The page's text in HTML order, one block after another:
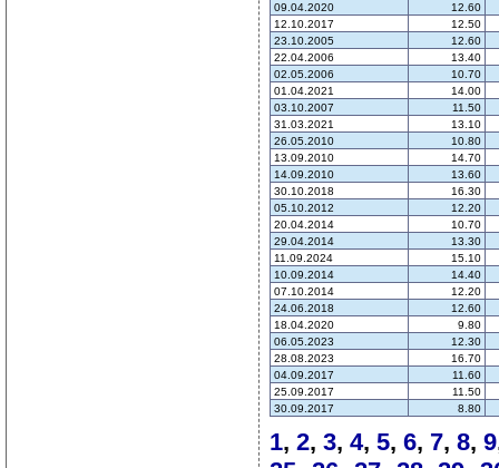
09.04.2020
12.60
12.10.2017
12.50
23.10.2005
12.60
22.04.2006
13.40
02.05.2006
10.70
01.04.2021
14.00
03.10.2007
11.50
31.03.2021
13.10
26.05.2010
10.80
13.09.2010
14.70
14.09.2010
13.60
30.10.2018
16.30
05.10.2012
12.20
20.04.2014
10.70
29.04.2014
13.30
11.09.2024
15.10
10.09.2014
14.40
07.10.2014
12.20
24.06.2018
12.60
18.04.2020
9.80
06.05.2023
12.30
28.08.2023
16.70
04.09.2017
11.60
25.09.2017
11.50
30.09.2017
8.80
1, 2, 3, 4, 5, 6, 7, 8, 9